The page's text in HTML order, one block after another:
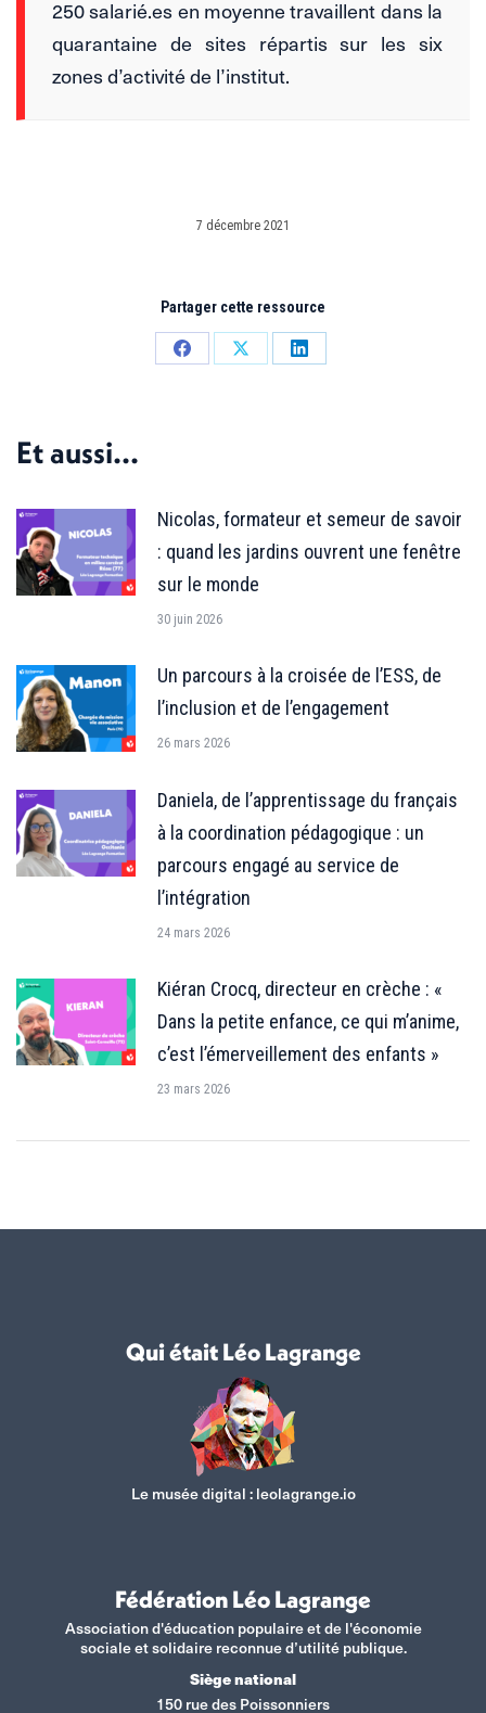
250 salarié.es en moyenne travaillent dans la
quarantaine de sites répartis sur les six
zones d’activité de l’institut.
7 décembre 2021
Partager cette ressource
PartagerPartagerPartager
Et aussi...
Nicolas, formateur et semeur de savoir
: quand les jardins ouvrent une fenêtre
sur le monde
30 juin 2026
Un parcours à la croisée de l’ESS, de
l’inclusion et de l’engagement
26 mars 2026
Daniela, de l’apprentissage du français
à la coordination pédagogique : un
parcours engagé au service de
l’intégration
24 mars 2026
Kiéran Crocq, directeur en crèche : «
Dans la petite enfance, ce qui m’anime,
c’est l’émerveillement des enfants »
23 mars 2026
Qui était Léo Lagrange
Le musée digital : leolagrange.io
Fédération Léo Lagrange
Association d'éducation populaire et de l'économie
sociale et solidaire reconnue d’utilité publique.
Siège national
150 rue des Poissonniers